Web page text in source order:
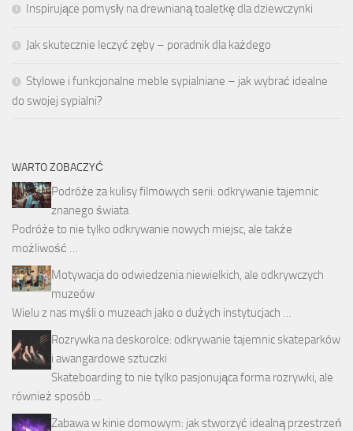
Inspirujące pomysły na drewnianą toaletkę dla dziewczynki
Jak skutecznie leczyć zęby – poradnik dla każdego
Stylowe i funkcjonalne meble sypialniane – jak wybrać idealne
do swojej sypialni?
WARTO ZOBACZYĆ
Podróże za kulisy filmowych serii: odkrywanie tajemnic
znanego świata
Podróże to nie tylko odkrywanie nowych miejsc, ale także
możliwość …
Motywacja do odwiedzenia niewielkich, ale odkrywczych
muzeów
Wielu z nas myśli o muzeach jako o dużych instytucjach …
Rozrywka na deskorolce: odkrywanie tajemnic skateparków
i awangardowe sztuczki
Skateboarding to nie tylko pasjonująca forma rozrywki, ale
również sposób …
Zabawa w kinie domowym: jak stworzyć idealną przestrzeń